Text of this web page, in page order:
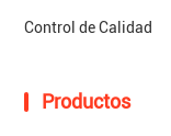
Control de Calidad
Productos